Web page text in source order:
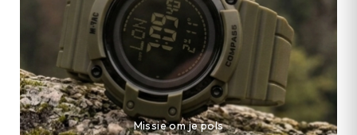
Missie om je pols